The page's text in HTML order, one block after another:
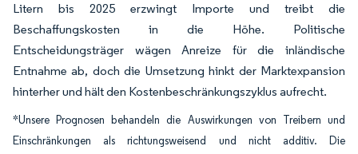
Litern bis 2025 erzwingt Importe und treibt die
Beschaffungskosten in die Höhe. Politische
Entscheidungsträger wägen Anreize für die inländische
Entnahme ab, doch die Umsetzung hinkt der Marktexpansion
hinterher und hält den Kostenbeschränkungszyklus aufrecht.
*Unsere Prognosen behandeln die Auswirkungen von Treibern und
Einschränkungen als richtungsweisend und nicht additiv. Die